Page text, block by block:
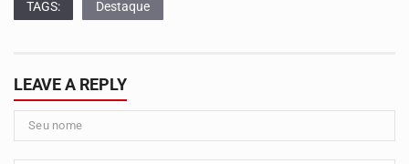
TAGS: Destaque
LEAVE A REPLY